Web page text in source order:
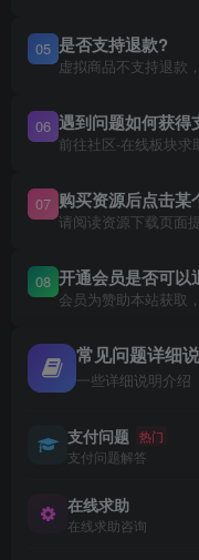
05 是否支持退款?
虚拟商品不支持退款
06 遇到问题如何获得
前往社区-在线板块求
07 购买资源后点击某
请阅读资源下载页面
08 开通会员是否可以
会员为赞助本站获取
常见问题详细
一些详细说明介绍
支付问题 热门
支付问题解答
在线求助
在线求助咨询